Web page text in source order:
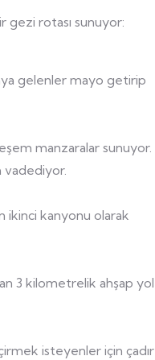
gezi rotası sunuyor:
gelenler mayo getirip
manzaralar sunuyor.
vadediyor.
ikinci kanyonu olarak
3 kilometrelik ahşap yol
isteyenler için çadır